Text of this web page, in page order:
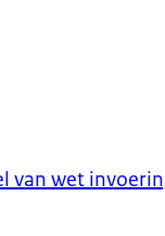
van wet